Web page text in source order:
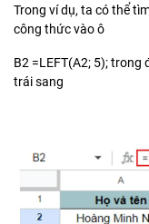
Trong ví dụ, ta có thể
công thức vào ô
B2 =LEFT(A2; 5); trong
trái sang